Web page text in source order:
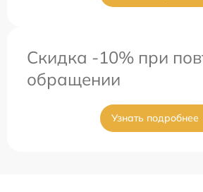
Скидка -10% при
обращении
Узнать подробнее